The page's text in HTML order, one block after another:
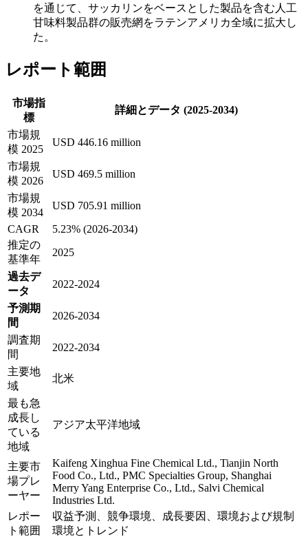
を通じて、サッカリンをベースとした製品を含む人工
甘味料製品群の販売網をラテンアメリカ全域に拡大し
た。
レポート範囲
市場指
標
詳細とデータ (2025-2034)
市場規
模 2025
USD 446.16 million
市場規
模 2026
USD 469.5 million
市場規
模 2034
USD 705.91 million
CAGR
5.23% (2026-2034)
推定の
基準年
2025
過去デ
ータ
2022-2024
予測期
間
2026-2034
調査期
間
2022-2034
主要地
域
北米
最も急
成長し
ている
地域
アジア太平洋地域
主要市
場プレ
ーヤー
Kaifeng Xinghua Fine Chemical Ltd., Tianjin North
Food Co., Ltd., PMC Specialties Group, Shanghai
Merry Yang Enterprise Co., Ltd., Salvi Chemical
Industries Ltd.
レポー
ト範囲
収益予測、競争環境、成長要因、環境および規制
環境とトレンド